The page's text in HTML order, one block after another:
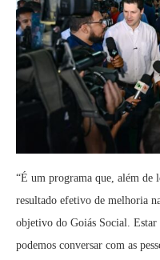
“É um programa que, além de
resultado efetivo de melhoria
objetivo do Goiás Social.
podemos conversar com as